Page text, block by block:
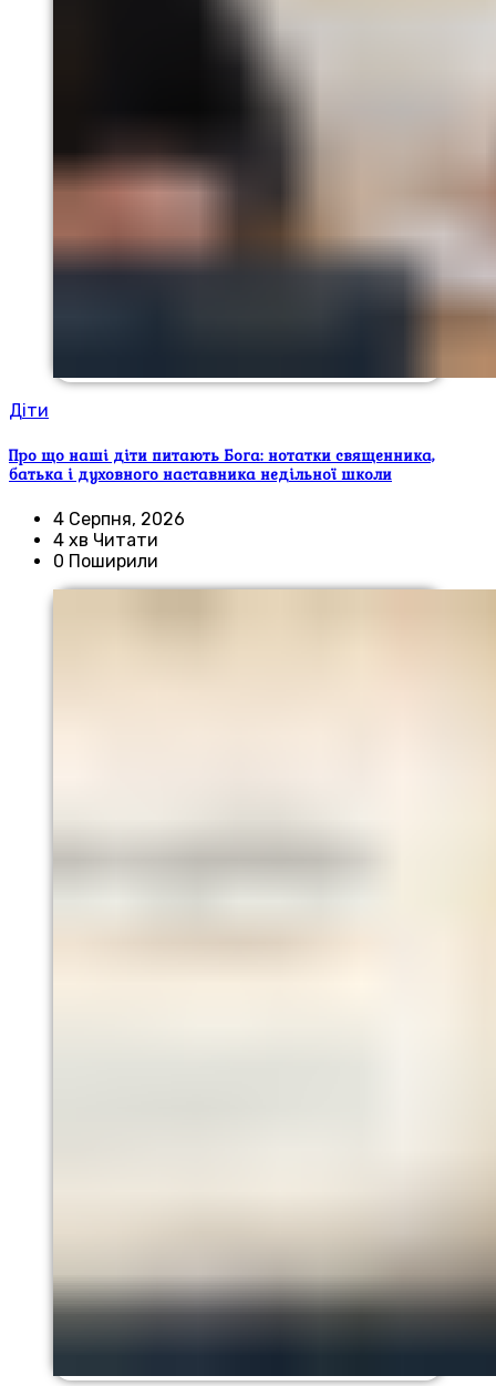
Діти
Про що наші діти питають Бога: нотатки священника,
батька і духовного наставника недільної школи
4 Серпня, 2026
4 хв Читати
0 Поширили